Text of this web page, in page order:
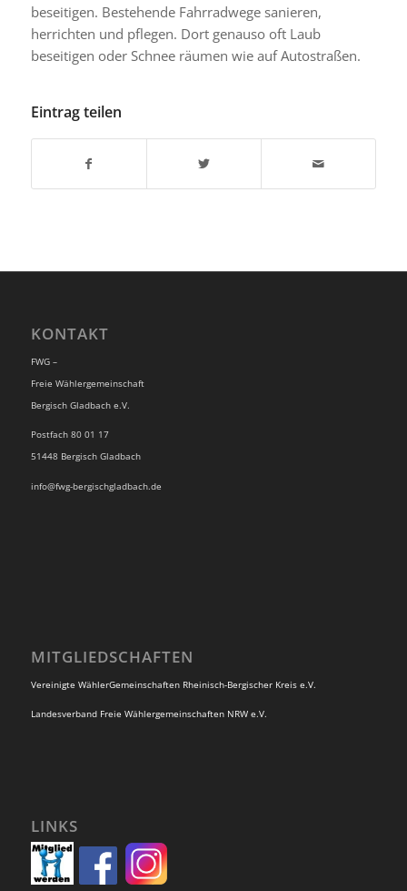
beseitigen. Bestehende Fahrradwege sanieren,
herrichten und pflegen. Dort genauso oft Laub
beseitigen oder Schnee räumen wie auf Autostraßen.
Eintrag teilen
KONTAKT
FWG –
Freie Wählergemeinschaft
Bergisch Gladbach e.V.
Postfach 80 01 17
51448 Bergisch Gladbach
info@fwg-bergischgladbach.de
MITGLIEDSCHAFTEN
Vereinigte WählerGemeinschaften Rheinisch-Bergischer Kreis e.V.
Landesverband Freie Wählergemeinschaften NRW e.V.
LINKS